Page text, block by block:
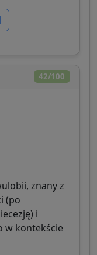
42/100
znany z
(po
i
w kontekście